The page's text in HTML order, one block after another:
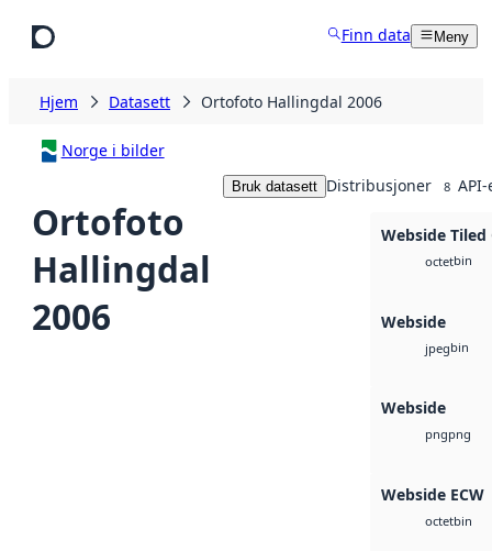
Finn data Meny
Hjem Datasett Ortofoto Hallingdal 2006
Norge i bilder
Ortofoto
Hallingdal
2006
Bruk datasett Distribusjoner 8 API-
Webside Tiled
octetbin
Webside
jpegbin
Webside
pngpng
Webside ECW
octetbin